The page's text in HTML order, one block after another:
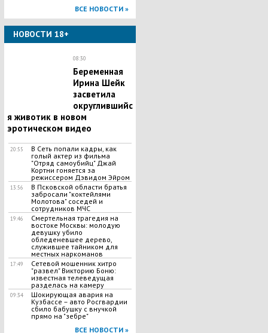
ВСЕ НОВОСТИ »
НОВОСТИ 18+
08:30
Беременная
Ирина Шейк
засветила
округлившийс
я животик в новом
эротическом видео
20:55
В Сеть попали кадры, как
голый актер из фильма
"Отряд самоубийц" Джай
Кортни гоняется за
режиссером Дэвидом Эйром
13:56
В Псковской области братья
забросали "коктейлями
Молотова" соседей и
сотрудников МЧС
19:46
Смертельная трагедия на
востоке Москвы: молодую
девушку убило
обледеневшее дерево,
служившее тайником для
местных наркоманов
17:49
Сетевой мошенник хитро
"развел" Викторию Боню:
известная телеведущая
разделась на камеру
09:34
Шокирующая авария на
Кузбассе – авто Росгвардии
сбило бабушку с внучкой
прямо на "зебре"
ВСЕ НОВОСТИ »